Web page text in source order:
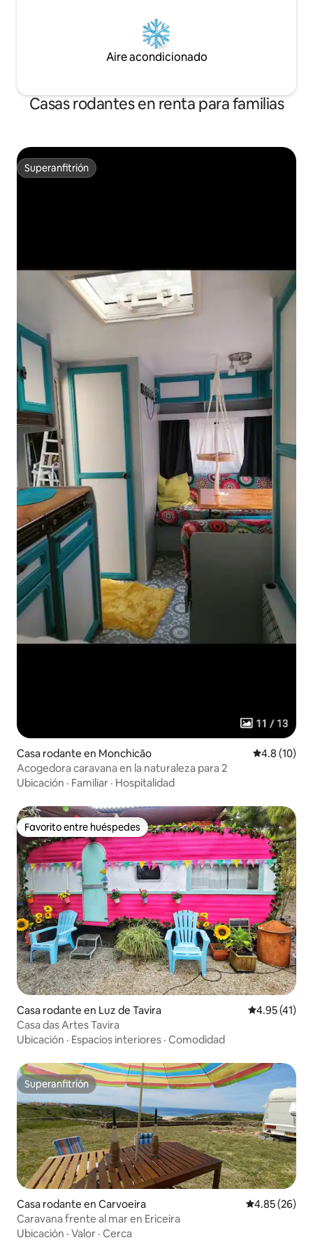
Aire acondicionado
Casas rodantes en renta para familias
Superanfitrión
Superanfitrión
Casa rodante en Monchicão Calificación
4.8 (10)
Acogedora caravana en la naturaleza para 2
Ubicación · Familiar · Hospitalidad
Favorito entre huéspedes
Favorito entre huéspedes
Casa rodante en Luz de Tavira Calificación
4.95 (41)
Casa das Artes Tavira
Ubicación · Espacios interiores · Comodidad
Superanfitrión
Superanfitrión
Casa rodante en Carvoeira Calificación
4.85 (26)
Caravana frente al mar en Ericeira
Ubicación · Valor · Cerca